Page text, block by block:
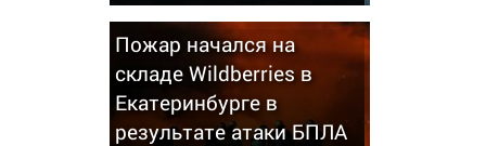
Пожар начался на
складе Wildberries в
Екатеринбурге в
результате атаки БПЛА